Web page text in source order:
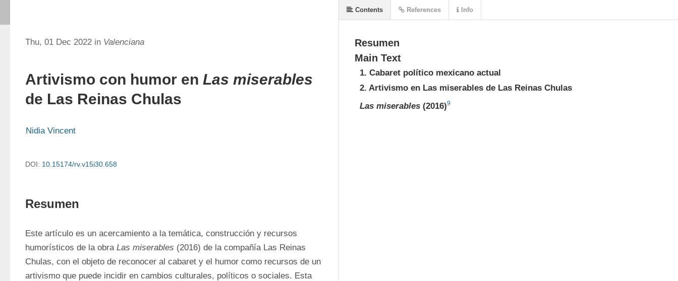
Thu, 01 Dec 2022 in Valenciana
Artivismo con humor en Las miserables
de Las Reinas Chulas
Nidia Vincent
DOI: 10.15174/rv.v15i30.658
Resumen
Este artículo es un acercamiento a la temática, construcción y recursos
humorísticos de la obra Las miserables (2016) de la compañía Las Reinas
Chulas, con el objeto de reconocer al cabaret y el humor como recursos de un
artivismo que puede incidir en cambios culturales, políticos o sociales. Esta
Resumen
Main Text
1. Cabaret político mexicano actual
2. Artivismo en Las miserables de Las Reinas Chulas
Las miserables (2016)9
Contents References Info